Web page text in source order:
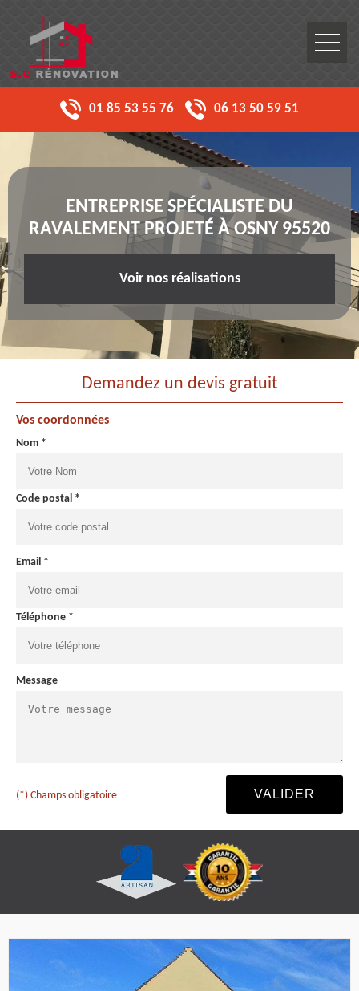
01 85 53 55 76 06 13 50 59 51
ENTREPRISE SPÉCIALISTE DU
RAVALEMENT PROJETÉ À OSNY 95520
Voir nos réalisations
Demandez un devis gratuit
Vos coordonnées
Nom *
Code postal *
Email *
Téléphone *
Message
(*) Champs obligatoire